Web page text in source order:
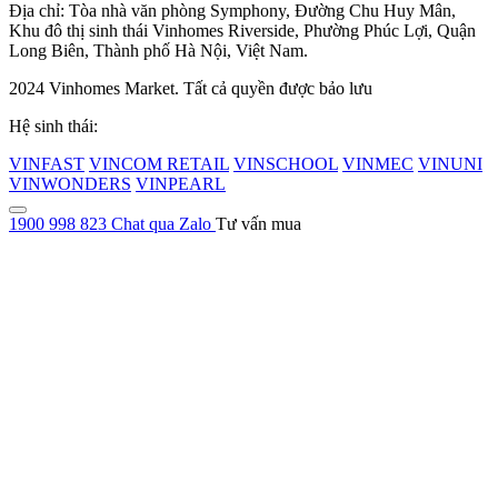
Địa chỉ: Tòa nhà văn phòng Symphony, Đường Chu Huy Mân,
Khu đô thị sinh thái Vinhomes Riverside, Phường Phúc Lợi, Quận
Long Biên, Thành phố Hà Nội, Việt Nam.
2024 Vinhomes Market. Tất cả quyền được bảo lưu
Hệ sinh thái:
VINFAST VINCOM RETAIL VINSCHOOL VINMEC VINUNI
VINWONDERS VINPEARL
1900 998 823 Chat qua Zalo Tư vấn mua